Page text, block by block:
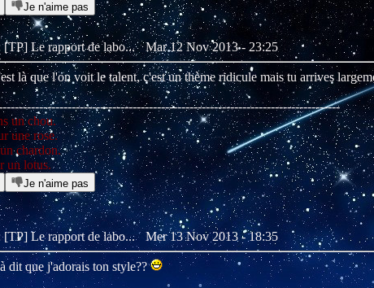
Je n'aime pas
[TP] Le rapport de labo...Mar 12 Nov 2013 - 23:25
là que l'on voit le talent, c'est un thème ridicule mais tu arrives
un chou.
une rose.
chardon.
un lotus.
Je n'aime pas
[TP] Le rapport de labo... Mer 13 Nov 2013 - 18:35
dit que j'adorais ton style??